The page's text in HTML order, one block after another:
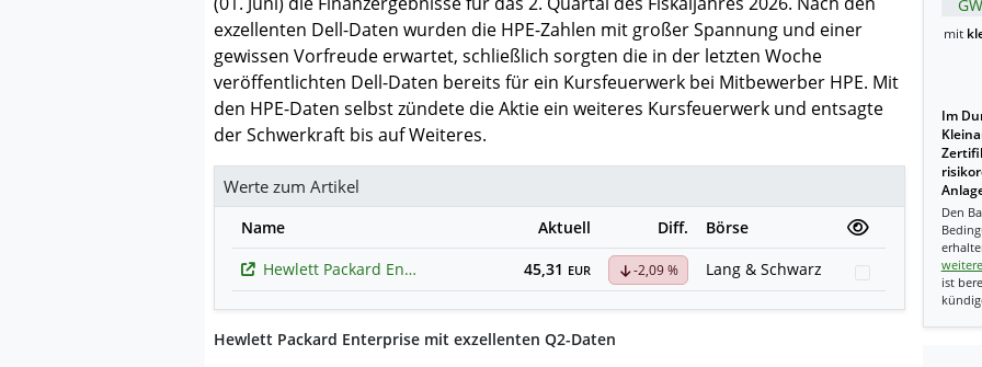
exzellenten Dell-Daten wurden die HPE-Zahlen mit großer Spannung und einer
gewissen Vorfreude erwartet, schließlich sorgten die in der letzten Woche
veröffentlichten Dell-Daten bereits für ein Kursfeuerwerk bei Mitbewerber HPE. Mit
den HPE-Daten selbst zündete die Aktie ein weiteres Kursfeuerwerk und entsagte
der Schwerkraft bis auf Weiteres.
Werte zum Artikel
Name Aktuell Diff.
Börse
Hewlett Packard Enterprise
45,31 EUR -2,09 % Lang & Schwarz Watchlist
Hewlett Packard Enterprise mit exzellenten Q2-Daten
mit
Im
Den
ist